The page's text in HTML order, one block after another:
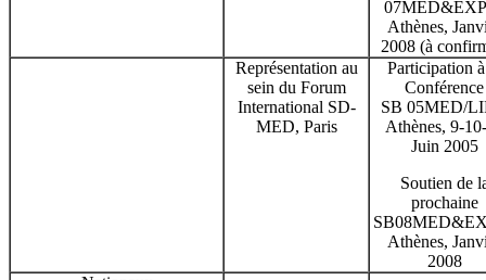
Athènes,
2008 (à
Représentation au
sein du Forum
International SD-
MED, Paris
Participation
Conférence
SB 05MED/
Athènes, 9-
Juin 2005
Soutien de
prochaine
Athènes,
2008